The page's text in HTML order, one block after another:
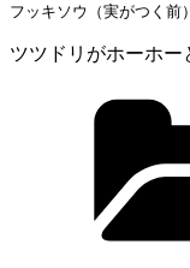
フッキソウ（実がつく前）
ツツドリがホーホー